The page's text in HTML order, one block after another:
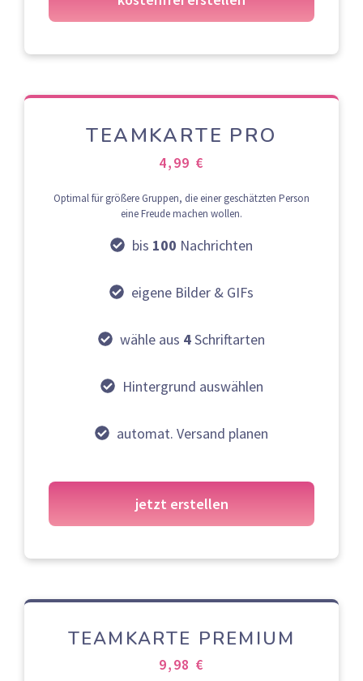
TEAMKARTE PRO
4,99 €
Optimal für größere Gruppen, die einer geschätzten Person
eine Freude machen wollen.
bis 100 Nachrichten
eigene Bilder & GIFs
wähle aus 4Schriftarten
Hintergrund auswählen
automat. Versand planen
jetzt erstellen
TEAMKARTE PREMIUM
9,98 €